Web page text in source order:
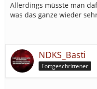
Allerdings müsste man
was das ganze wieder
NDKS_Basti
Fortgeschrittener